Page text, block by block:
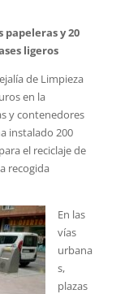
y 20
ligeros
de Limpieza
en la
y contenedores
instalado 200
el reciclaje de
recogida
En las
vías
urbana
s,
plazas